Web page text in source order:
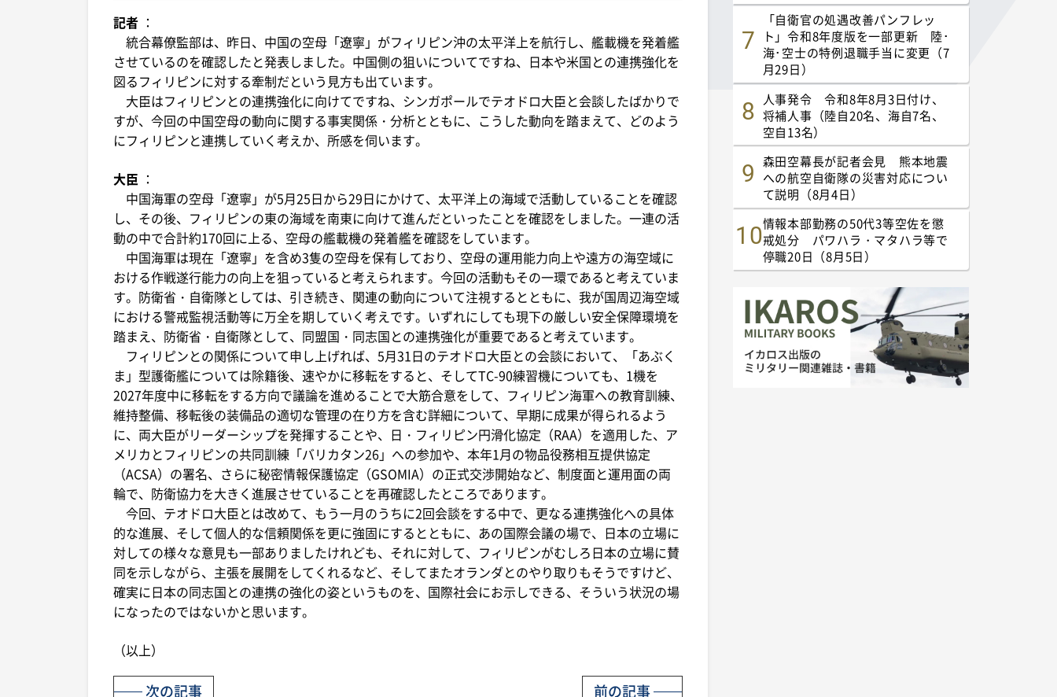
記者 ：
統合幕僚監部は、昨日、中国の空母「遼寧」がフィリピン沖の太平洋上を航行し、艦載機を発着艦
させているのを確認したと発表しました。中国側の狙いについてですね、日本や米国との連携強化を
図るフィリピンに対する牽制だという見方も出ています。
大臣はフィリピンとの連携強化に向けてですね、シンガポールでテオドロ大臣と会談したばかりで
すが、今回の中国空母の動向に関する事実関係・分析とともに、こうした動向を踏まえて、どのよう
にフィリピンと連携していく考えか、所感を伺います。
大臣 ：
中国海軍の空母「遼寧」が5月25日から29日にかけて、太平洋上の海域で活動していることを確認
し、その後、フィリピンの東の海域を南東に向けて進んだといったことを確認をしました。一連の活
動の中で合計約170回に上る、空母の艦載機の発着艦を確認をしています。
中国海軍は現在「遼寧」を含め3隻の空母を保有しており、空母の運用能力向上や遠方の海空域に
おける作戦遂行能力の向上を狙っていると考えられます。今回の活動もその一環であると考えていま
す。防衛省・自衛隊としては、引き続き、関連の動向について注視するとともに、我が国周辺海空域
における警戒監視活動等に万全を期していく考えです。いずれにしても現下の厳しい安全保障環境を
踏まえ、防衛省・自衛隊として、同盟国・同志国との連携強化が重要であると考えています。
フィリピンとの関係について申し上げれば、5月31日のテオドロ大臣との会談において、「あぶく
ま」型護衛艦については除籍後、速やかに移転をすると、そしてTC-90練習機についても、1機を
2027年度中に移転をする方向で議論を進めることで大筋合意をして、フィリピン海軍への教育訓練、
維持整備、移転後の装備品の適切な管理の在り方を含む詳細について、早期に成果が得られるよう
に、両大臣がリーダーシップを発揮することや、日・フィリピン円滑化協定（RAA）を適用した、ア
メリカとフィリピンの共同訓練「バリカタン26」への参加や、本年1月の物品役務相互提供協定
（ACSA）の署名、さらに秘密情報保護協定（GSOMIA）の正式交渉開始など、制度面と運用面の両
輪で、防衛協力を大きく進展させていることを再確認したところであります。
今回、テオドロ大臣とは改めて、もう一月のうちに2回会談をする中で、更なる連携強化への具体
的な進展、そして個人的な信頼関係を更に強固にするとともに、あの国際会議の場で、日本の立場に
対しての様々な意見も一部ありましたけれども、それに対して、フィリピンがむしろ日本の立場に賛
同を示しながら、主張を展開をしてくれるなど、そしてまたオランダとのやり取りもそうですけど、
確実に日本の同志国との連携の強化の姿というものを、国際社会にお示しできる、そういう状況の場
になったのではないかと思います。
（以上）
前の記事
次の記事
「自衛官の処遇改善パンフレッ
ト」令和8年度版を一部更新 陸･
海･空士の特例退職手当に変更（7
月29日）
人事発令 令和8年8月3日付け、
将補人事（陸自20名、海自7名、
空自13名）
森田空幕長が記者会見 熊本地震
への航空自衛隊の災害対応につい
て説明（8月4日）
情報本部勤務の50代3等空佐を懲
戒処分 パワハラ・マタハラ等で
停職20日（8月5日）